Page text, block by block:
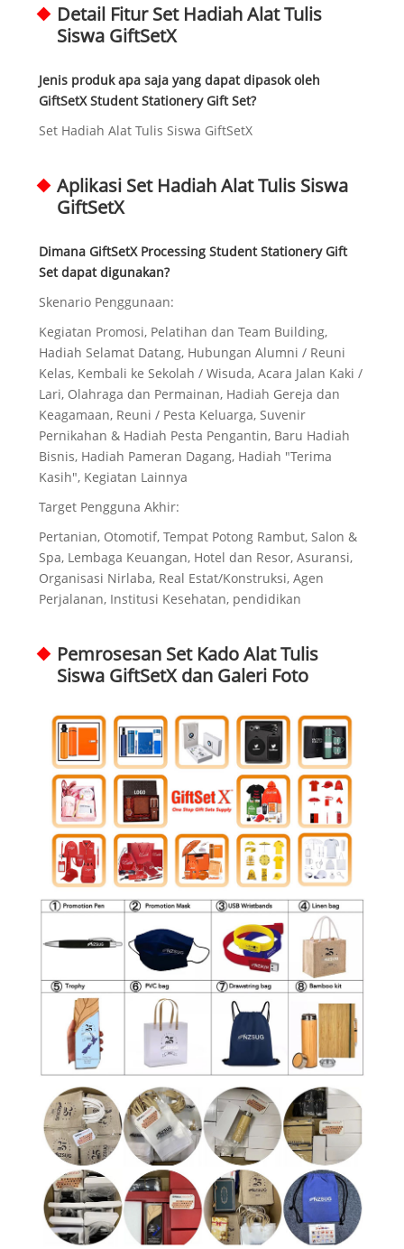
Detail Fitur Set Hadiah Alat Tulis
Siswa GiftSetX
Jenis produk apa saja yang dapat dipasok oleh
GiftSetX Student Stationery Gift Set?
Set Hadiah Alat Tulis Siswa GiftSetX
Aplikasi Set Hadiah Alat Tulis Siswa
GiftSetX
Dimana GiftSetX Processing Student Stationery Gift
Set dapat digunakan?
Skenario Penggunaan:
Kegiatan Promosi, Pelatihan dan Team Building,
Hadiah Selamat Datang, Hubungan Alumni / Reuni
Kelas, Kembali ke Sekolah / Wisuda, Acara Jalan Kaki /
Lari, Olahraga dan Permainan, Hadiah Gereja dan
Keagamaan, Reuni / Pesta Keluarga, Suvenir
Pernikahan & Hadiah Pesta Pengantin, Baru Hadiah
Bisnis, Hadiah Pameran Dagang, Hadiah "Terima
Kasih", Kegiatan Lainnya
Target Pengguna Akhir:
Pertanian, Otomotif, Tempat Potong Rambut, Salon &
Spa, Lembaga Keuangan, Hotel dan Resor, Asuransi,
Organisasi Nirlaba, Real Estat/Konstruksi, Agen
Perjalanan, Institusi Kesehatan, pendidikan
Pemrosesan Set Kado Alat Tulis
Siswa GiftSetX dan Galeri Foto